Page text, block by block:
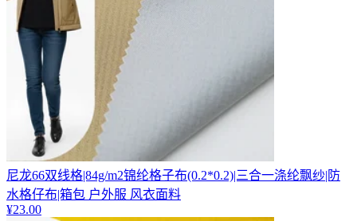
尼龙66双线格|84g/m2锦纶格子布(0.2*0.2)|三合一涤纶飘纱|防
水格仔布|箱包 户外服 风衣面料
¥23.00